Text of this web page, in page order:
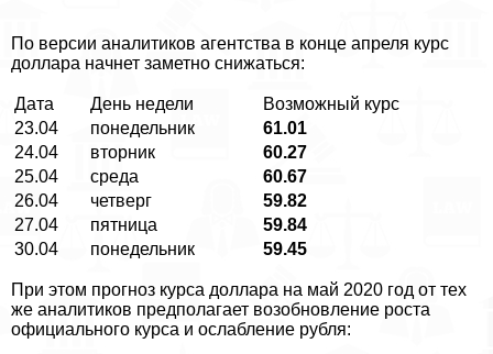
По версии аналитиков агентства в конце апреля курс
доллара начнет заметно снижаться:
Дата День недели
Возможный курс
23.04
понедельник
61.01
24.04
вторник
60.27
25.04
среда
60.67
26.04
четверг
59.82
27.04
пятница
59.84
30.04
понедельник 59.45
При этом прогноз курса доллара на май 2020 год от тех
же аналитиков предполагает возобновление роста
официального курса и ослабление рубля: